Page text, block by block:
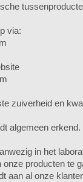
via:
zuiverheid en
algemeen erkend.
in het
producten te
aan al onze